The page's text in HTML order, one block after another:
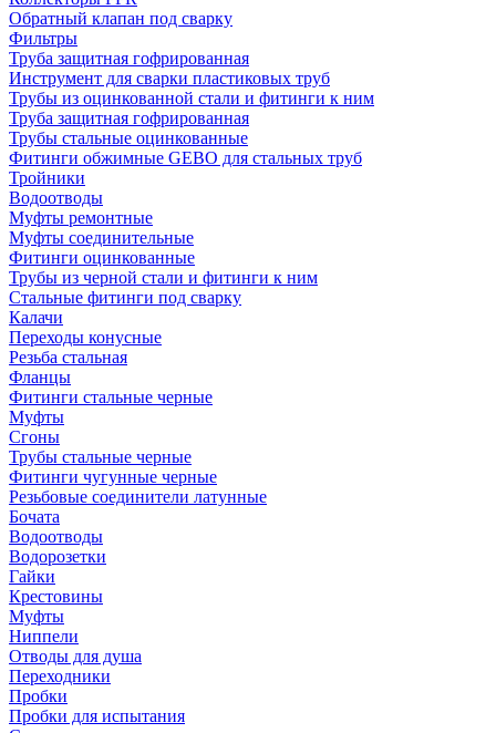
Обратный клапан под сварку
Фильтры
Труба защитная гофрированная
Инструмент для сварки пластиковых труб
Трубы из оцинкованной стали и фитинги к ним
Труба защитная гофрированная
Трубы стальные оцинкованные
Фитинги обжимные GEBO для стальных труб
Тройники
Водоотводы
Муфты ремонтные
Муфты соединительные
Фитинги оцинкованные
Трубы из черной стали и фитинги к ним
Стальные фитинги под сварку
Калачи
Переходы конусные
Резьба стальная
Фланцы
Фитинги стальные черные
Муфты
Сгоны
Трубы стальные черные
Фитинги чугунные черные
Резьбовые соединители латунные
Бочата
Водоотводы
Водорозетки
Гайки
Крестовины
Муфты
Ниппели
Отводы для душа
Переходники
Пробки
Пробки для испытания